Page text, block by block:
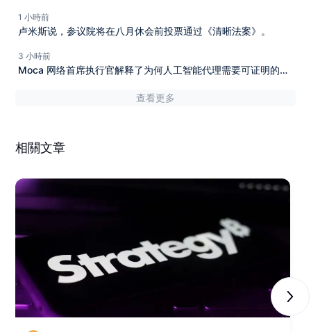
1 小時前
卢米斯说，参议院将在八月休会前投票通过《清晰法案》。
3 小時前
Moca 网络首席执行官解释了为何人工智能代理需要可证明的身
查看更多
相關文章